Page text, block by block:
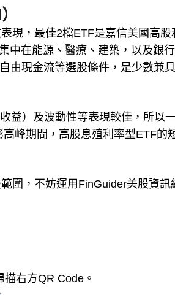
現，最佳2檔ETF是嘉信美國高股
中在能源、醫療、建築，以及銀
由現金流等選股條件，是少數兼
益）及波動性等表現較佳，所以
峰期間，高股息殖利率型ETF的
圍，不妨運用FinGuider美股資訊
描右方QR Code。